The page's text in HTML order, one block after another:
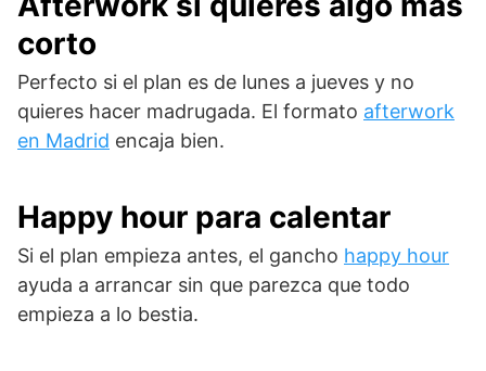
corto
Perfecto si el plan es de lunes a jueves y no
quieres hacer madrugada. El formato afterwork
en Madrid encaja bien.
Happy hour para calentar
Si el plan empieza antes, el gancho happy hour
ayuda a arrancar sin que parezca que todo
empieza a lo bestia.